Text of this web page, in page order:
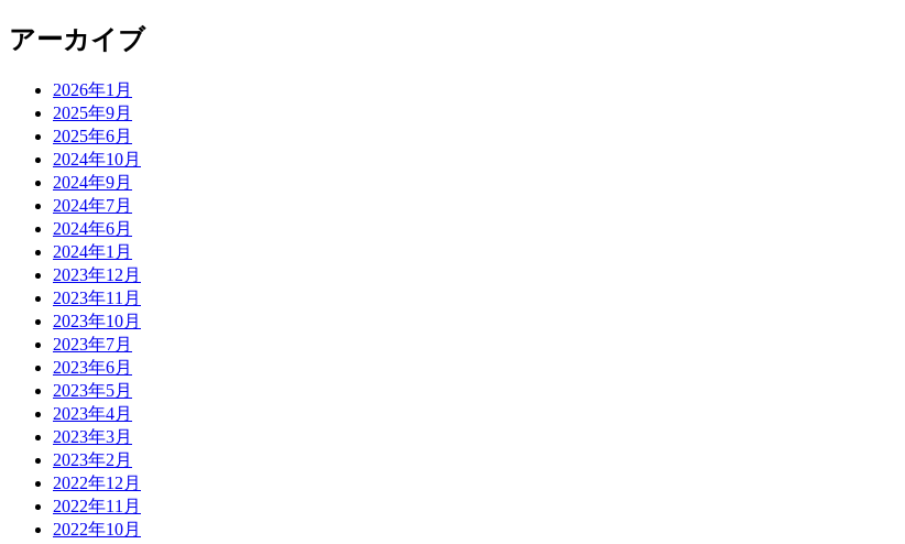
アーカイブ
2026年1月
2025年9月
2025年6月
2024年10月
2024年9月
2024年7月
2024年6月
2024年1月
2023年12月
2023年11月
2023年10月
2023年7月
2023年6月
2023年5月
2023年4月
2023年3月
2023年2月
2022年12月
2022年11月
2022年10月